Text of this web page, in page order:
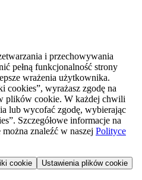
i przechowywania
pełną funkcjonalność strony
wrażenia użytkownika.
cookies”, wyrażasz zgodę na
plików cookie. W każdej chwili
lub wycofać zgodę, wybierając
Szczegółowe informacje na
znaleźć w naszej Polityce
cookie Ustawienia plików cookie